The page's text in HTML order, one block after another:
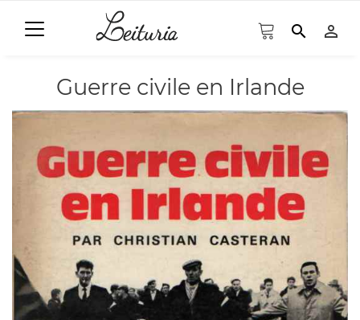
search person_outline
Guerre civile en Irlande